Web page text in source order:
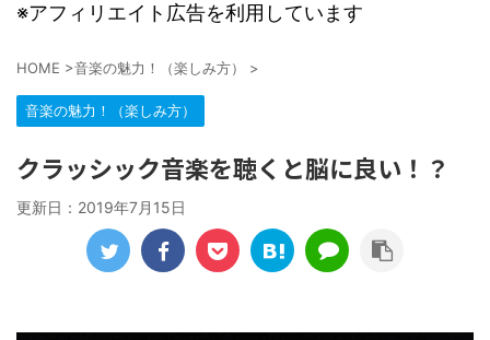
※アフィリエイト広告を利用しています
HOME >音楽の魅力！（楽しみ方） >
音楽の魅力！（楽しみ方）
クラッシック音楽を聴くと脳に良い！？
更新日： 2019年7月15日